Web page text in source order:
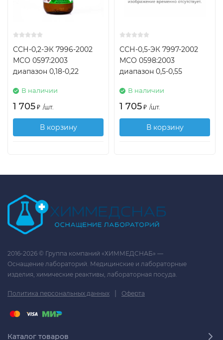
ССН-0,2-ЭК 7996-2002
МСО 0597:2003
диапазон 0,18-0,22
В наличии
1 705 ₽ /шт.
В корзину
ССН-0,5-ЭК 7997-2002
МСО 0598:2003
диапазон 0,5-0,55
В наличии
1 705 ₽ /шт.
В корзину
2016-2026 © Группа компаний «ХИММЕДСНАБ» —
Оснащение лабораторий. Медицинские и лабораторные
изделия, химические реактивы, лабораторная посуда.
Политика персональных данных | Оферта
Каталог товаров